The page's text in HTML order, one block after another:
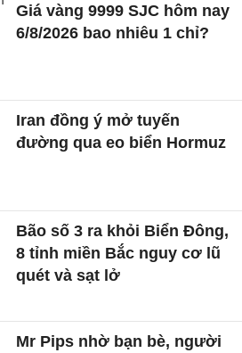
Giá vàng 9999 SJC hôm nay
6/8/2026 bao nhiêu 1 chỉ?
Iran đồng ý mở tuyến
đường qua eo biển Hormuz
Bão số 3 ra khỏi Biển Đông,
8 tỉnh miền Bắc nguy cơ lũ
quét và sạt lở
Mr Pips nhờ bạn bè, người